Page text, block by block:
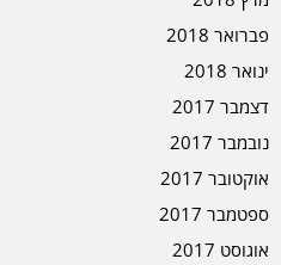
פברואר 2018
ינואר 2018
דצמבר 2017
נובמבר 2017
אוקטובר 2017
ספטמבר 2017
אוגוסט 2017